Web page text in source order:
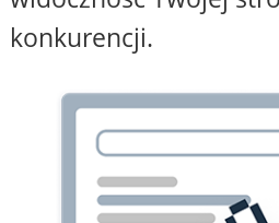
konkurencji.